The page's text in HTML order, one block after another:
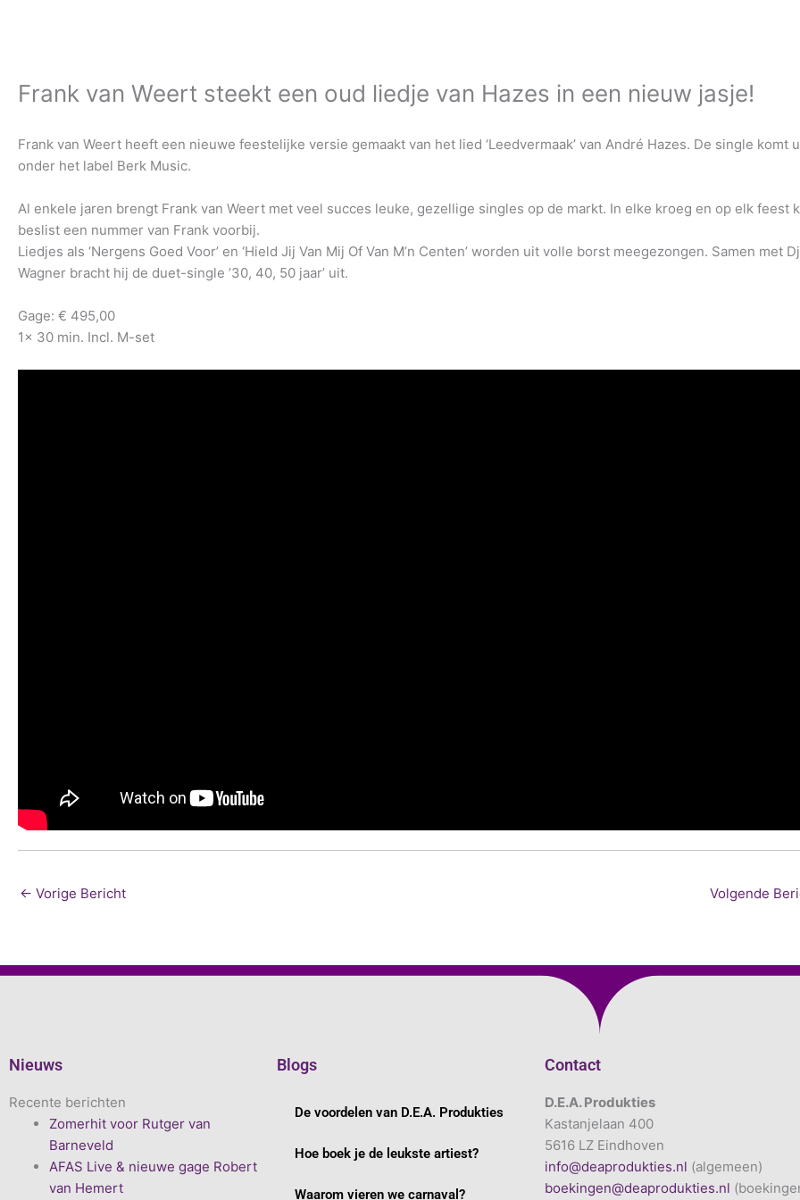
Frank van Weert steekt een oud liedje van Hazes in een nieuw jasje!
Frank van Weert heeft een nieuwe feestelijke versie gemaakt van het lied ‘Leedvermaak’ van André Hazes. De single komt
onder het label Berk Music.
Al enkele jaren brengt Frank van Weert met veel succes leuke, gezellige singles op de markt. In elke kroeg en op elk feest
beslist een nummer van Frank voorbij.
Liedjes als ‘Nergens Goed Voor’ en ‘Hield Jij Van Mij Of Van M’n Centen’ worden uit volle borst meegezongen. Samen met
Wagner bracht hij de duet-single ’30, 40, 50 jaar’ uit.
Gage: € 495,00
1x 30 min. Incl. M-set
← Vorige Bericht Volgende
Nieuws
Recente berichten
Zomerhit voor Rutger van
Barneveld
AFAS Live & nieuwe gage Robert
van Hemert
Blogs
De voordelen van D.E.A. Produkties
Hoe boek je de leukste artiest?
Waarom vieren we carnaval?
Contact
D.E.A. Produkties
Kastanjelaan 400
5616 LZ Eindhoven
info@deaprodukties.nl (algemeen)
boekingen@deaprodukties.nl